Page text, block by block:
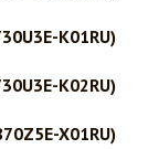
K01RU)
K02RU)
X01RU)